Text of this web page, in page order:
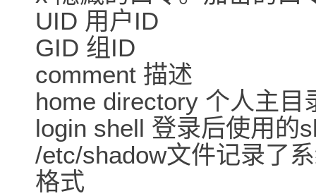
UID 用户ID
GID 组ID
comment 描述
home directory 个人主
login shell 登录后使用
/etc/shadow文件记录了
格式